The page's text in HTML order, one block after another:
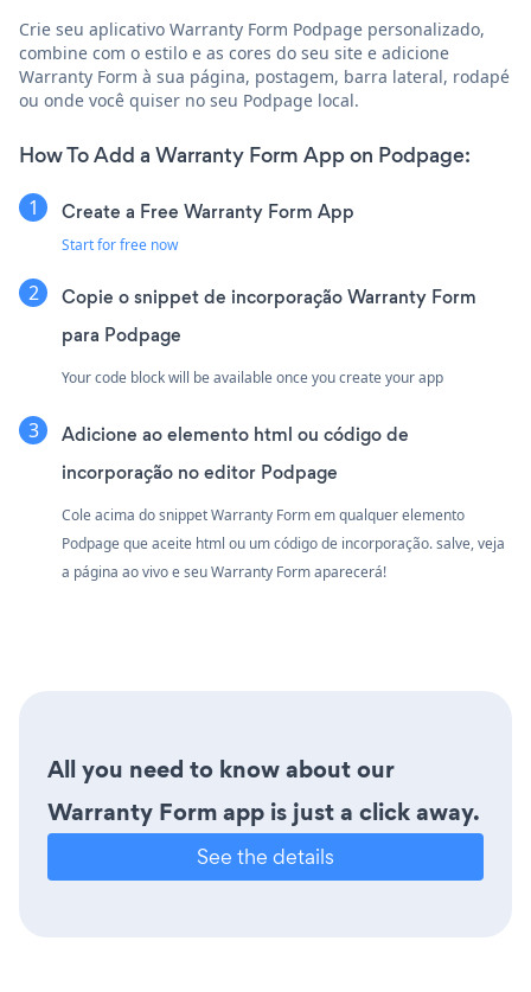
Crie seu aplicativo Warranty Form Podpage personalizado,
combine com o estilo e as cores do seu site e adicione
Warranty Form à sua página, postagem, barra lateral, rodapé
ou onde você quiser no seu Podpage local.
How To Add a Warranty Form App on Podpage:
Create a Free Warranty Form App
Start for free now
Copie o snippet de incorporação Warranty Form
para Podpage
Your code block will be available once you create your app
Adicione ao elemento html ou código de
incorporação no editor Podpage
Cole acima do snippet Warranty Form em qualquer elemento
Podpage que aceite html ou um código de incorporação. salve, veja
a página ao vivo e seu Warranty Form aparecerá!
All you need to know about our
Warranty Form app is just a click away.
See the details